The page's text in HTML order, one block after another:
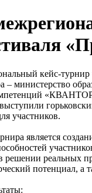
кейс-
– министерство
участников.
является
решении реальных
потенциал, а